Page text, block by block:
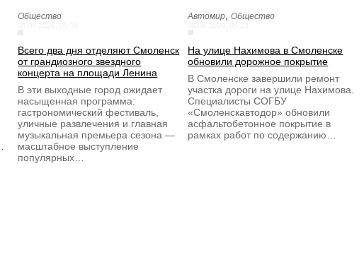
Общество
Всего два дня отделяют Смоленск
от грандиозного звездного
концерта на площади Ленина
В эти выходные город ожидает
насыщенная программа:
гастрономический фестиваль,
уличные развлечения и главная
музыкальная премьера сезона —
масштабное выступление
популярных…
Автомир ,Общество
На улице Нахимова в Смоленске
обновили дорожное покрытие
В Смоленске завершили ремонт
участка дороги на улице Нахимова.
Специалисты СОГБУ
«Смоленскавтодор» обновили
асфальтобетонное покрытие в
рамках работ по содержанию…